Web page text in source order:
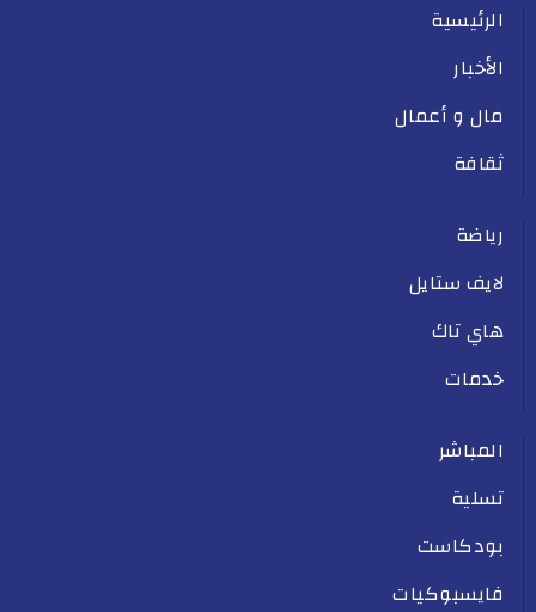
الرئيسية
الأخبار
مال و أعمال
ثقافة
رياضة
لايف ستايل
هاي تاك
خدمات
المباشر
تسلية
بودكاست
فايسبوكيات